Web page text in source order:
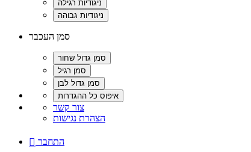
סמן העכבר
צור קשר
הצהרת נגישות
 התחבר